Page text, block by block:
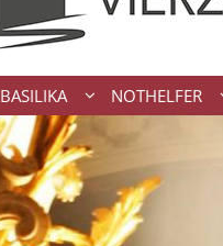
BASILIKA NOTHELFER